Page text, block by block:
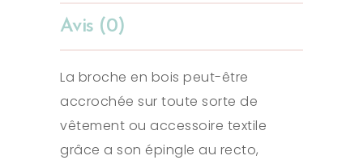
Avis (0)
La broche en bois peut-être
accrochée sur toute sorte de
vêtement ou accessoire textile
grâce a son épingle au recto,